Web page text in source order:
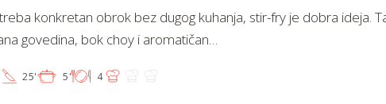
konkretan obrok bez dugog kuhanja, stir-fry je dobra ideja.
govedina, bok choy i aromatičan…
25' 5' 4